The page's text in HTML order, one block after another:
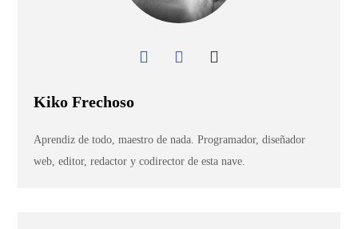
Kiko Frechoso
Aprendiz de todo, maestro de nada. Programador, diseñador
web, editor, redactor y codirector de esta nave.